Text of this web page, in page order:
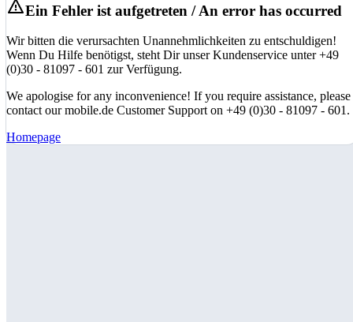
Ein Fehler ist aufgetreten / An error has occurred
Wir bitten die verursachten Unannehmlichkeiten zu entschuldigen!
Wenn Du Hilfe benötigst, steht Dir unser Kundenservice unter +49
(0)30 - 81097 - 601 zur Verfügung.
We apologise for any inconvenience! If you require assistance, please
contact our mobile.de Customer Support on +49 (0)30 - 81097 - 601.
Homepage